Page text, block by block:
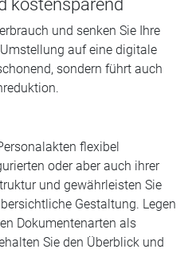
kostensparend
und senken Sie Ihre
auf eine digitale
sondern führt auch
flexibel
oder aber auch ihrer
und gewährleisten Sie
Gestaltung. Legen
Dokumentenarten als
Sie den Überblick und